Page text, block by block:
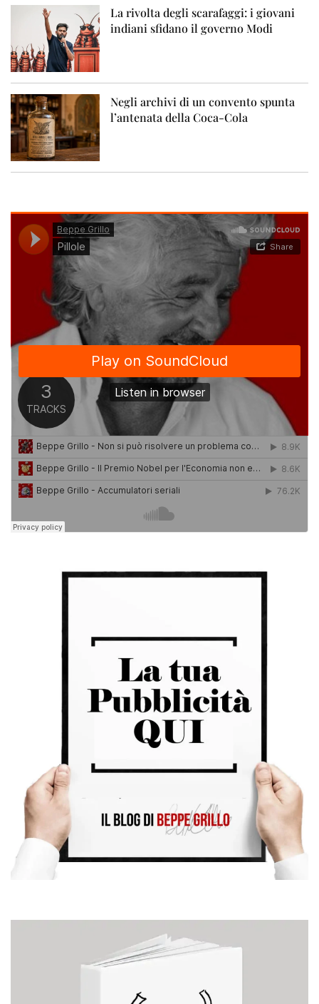
La rivolta degli scarafaggi: i giovani
indiani sfidano il governo Modi
Negli archivi di un convento spunta
l’antenata della Coca-Cola